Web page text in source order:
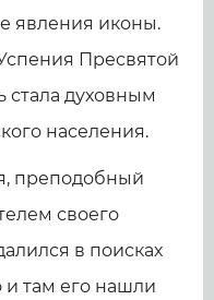
явления иконы.
Пресвятой
стала духовным
населения.
преподобный
своего
в поисках
и там его нашли